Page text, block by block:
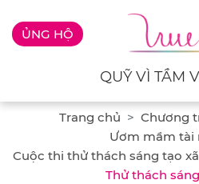
ỦNG HỘ
QUỸ VÌ TẦM
Trang chủ
Chương
Ươm mầm tài
Cuộc thi thử thách sáng tạo
Thử thách